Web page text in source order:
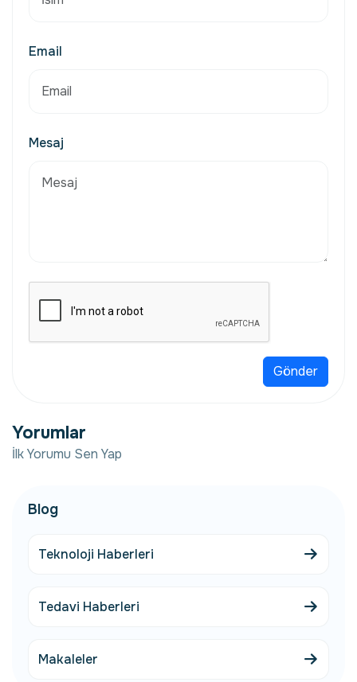
Email
Mesaj
Gönder
Yorumlar
İlk Yorumu Sen Yap
Blog
Teknoloji Haberleri
Tedavi Haberleri
Makaleler